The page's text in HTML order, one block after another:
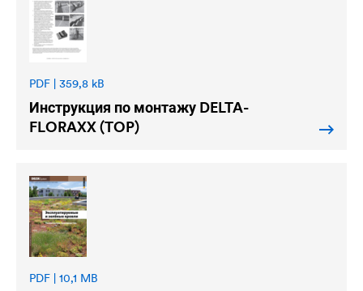
PDF | 359,8 kB
Инструкция по монтажу DELTA-
FLORAXX (TOP)
PDF | 10,1 MB